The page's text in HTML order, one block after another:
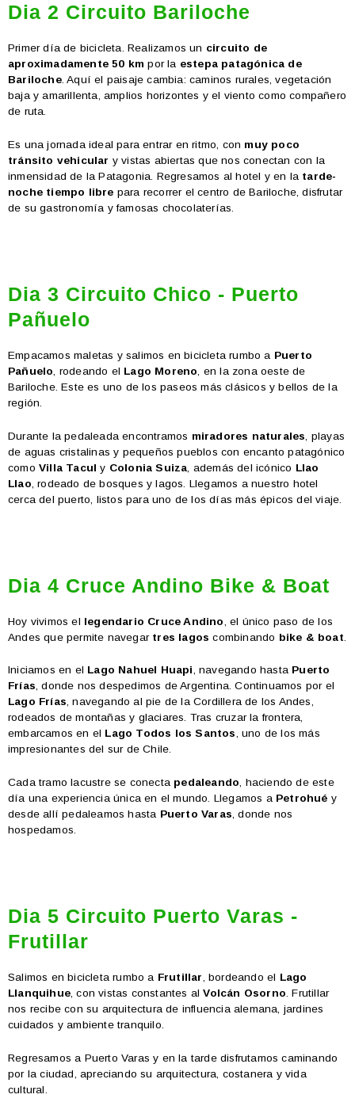
Dia 2 Circuito Bariloche
Primer día de bicicleta. Realizamos un circuito de
aproximadamente 50 km por la estepa patagónica de
Bariloche. Aquí el paisaje cambia: caminos rurales, vegetación
baja y amarillenta, amplios horizontes y el viento como compañero
de ruta.
Es una jornada ideal para entrar en ritmo, con muy poco
tránsito vehicular y vistas abiertas que nos conectan con la
inmensidad de la Patagonia. Regresamos al hotel y en la tarde-
noche tiempo libre para recorrer el centro de Bariloche, disfrutar
de su gastronomía y famosas chocolaterías.
Dia 3 Circuito Chico - Puerto
Pañuelo
Empacamos maletas y salimos en bicicleta rumbo a Puerto
Pañuelo , rodeando el Lago Moreno , en la zona oeste de
Bariloche. Este es uno de los paseos más clásicos y bellos de la
región.
Durante la pedaleada encontramos miradores naturales , playas
de aguas cristalinas y pequeños pueblos con encanto patagónico
como Villa Tacul y Colonia Suiza , además del icónico Llao
Llao , rodeado de bosques y lagos. Llegamos a nuestro hotel
cerca del puerto, listos para uno de los días más épicos del viaje.
Dia 4 Cruce Andino Bike & Boat
Hoy vivimos el legendario Cruce Andino , el único paso de los
Andes que permite navegar tres lagos combinando bike & boat
Iniciamos en el Lago Nahuel Huapi, navegando hasta Puerto
Frías, donde nos despedimos de Argentina. Continuamos por el
Lago Frías, navegando al pie de la Cordillera de los Andes,
rodeados de montañas y glaciares. Tras cruzar la frontera,
embarcamos en el Lago Todos los Santos, uno de los más
impresionantes del sur de Chile.
Cada tramo lacustre se conecta pedaleando, haciendo de este
día una experiencia única en el mundo. Llegamos a Petrohué y
desde allí pedaleamos hasta Puerto Varas, donde nos
hospedamos.
Dia 5 Circuito Puerto Varas -
Frutillar
Salimos en bicicleta rumbo a Frutillar, bordeando el Lago
Llanquihue, con vistas constantes alVolcán Osorno. Frutillar
nos recibe con su arquitectura de influencia alemana, jardines
cuidados y ambiente tranquilo.
Regresamos a Puerto Varas y en la tarde disfrutamos caminando
por la ciudad, apreciando su arquitectura, costanera y vida
cultural.